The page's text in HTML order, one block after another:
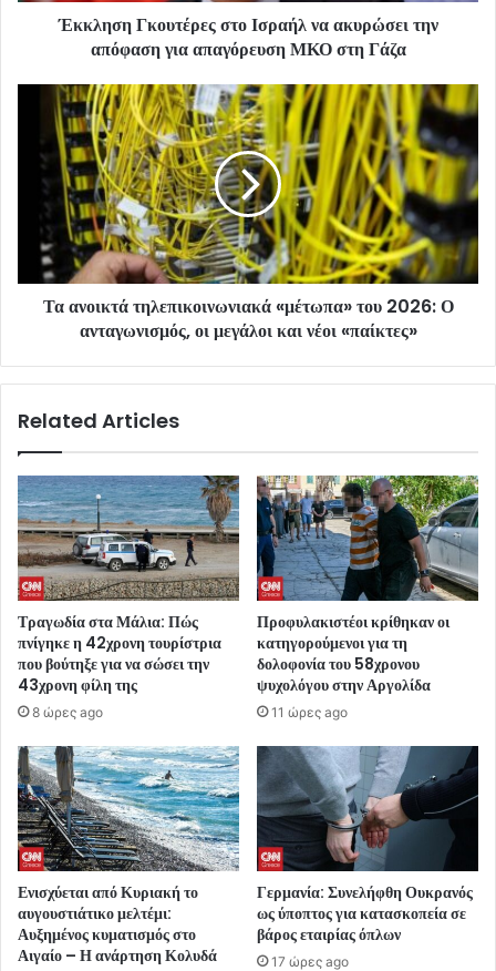
Έκκληση Γκουτέρες στο Ισραήλ να ακυρώσει την
απόφαση για απαγόρευση ΜΚΟ στη Γάζα
Τα ανοικτά τηλεπικοινωνιακά «μέτωπα» του 2026: Ο
ανταγωνισμός, οι μεγάλοι και νέοι «παίκτες»
Related Articles
Τραγωδία στα Μάλια: Πώς
πνίγηκε η 42χρονη τουρίστρια
που βούτηξε για να σώσει την
43χρονη φίλη της
8 ώρες ago
Προφυλακιστέοι κρίθηκαν οι
κατηγορούμενοι για τη
δολοφονία του 58χρονου
ψυχολόγου στην Αργολίδα
11 ώρες ago
Ενισχύεται από Κυριακή το
αυγουστιάτικο μελτέμι:
Αυξημένος κυματισμός στο
Αιγαίο – Η ανάρτηση Κολυδά
Γερμανία: Συνελήφθη Ουκρανός
ως ύποπτος για κατασκοπεία σε
βάρος εταιρίας όπλων
17 ώρες ago